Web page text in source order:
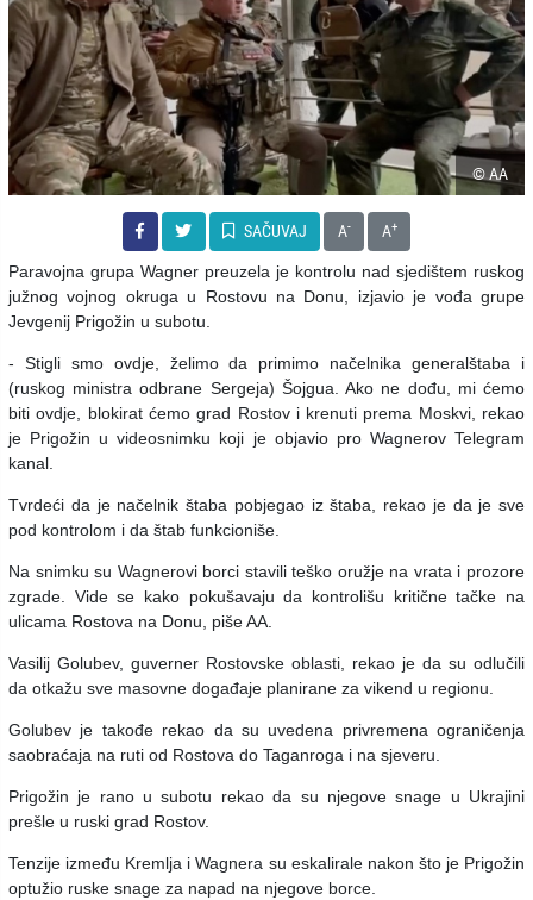
© AA
SAČUVAJ A- A+
Paravojna grupa Wagner preuzela je kontrolu nad sjedištem ruskog
južnog vojnog okruga u Rostovu na Donu, izjavio je vođa grupe
Jevgenij Prigožin u subotu.
- Stigli smo ovdje, želimo da primimo načelnika generalštaba i
(ruskog ministra odbrane Sergeja) Šojgua. Ako ne dođu, mi ćemo
biti ovdje, blokirat ćemo grad Rostov i krenuti prema Moskvi, rekao
je Prigožin u videosnimku koji je objavio pro Wagnerov Telegram
kanal.
Tvrdeći da je načelnik štaba pobjegao iz štaba, rekao je da je sve
pod kontrolom i da štab funkcioniše.
Na snimku su Wagnerovi borci stavili teško oružje na vrata i prozore
zgrade. Vide se kako pokušavaju da kontrolišu kritične tačke na
ulicama Rostova na Donu, piše AA.
Vasilij Golubev, guverner Rostovske oblasti, rekao je da su odlučili
da otkažu sve masovne događaje planirane za vikend u regionu.
Golubev je takođe rekao da su uvedena privremena ograničenja
saobraćaja na ruti od Rostova do Taganroga i na sjeveru.
Prigožin je rano u subotu rekao da su njegove snage u Ukrajini
prešle u ruski grad Rostov.
Tenzije između Kremlja i Wagnera su eskalirale nakon što je Prigožin
optužio ruske snage za napad na njegove borce.